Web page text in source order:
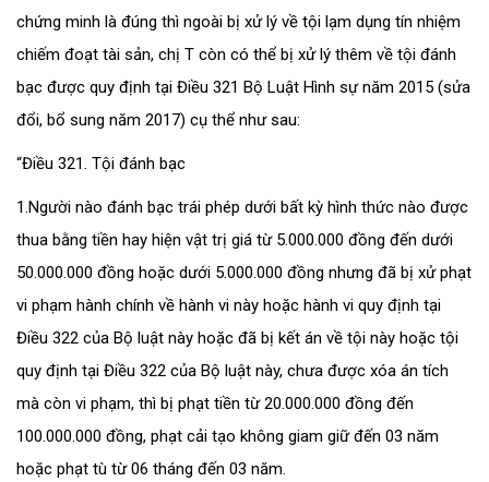
chứng minh là đúng thì ngoài bị xử lý về tội lạm dụng tín nhiệm
chiếm đoạt tài sản, chị T còn có thể bị xử lý thêm về tội đánh
bạc được quy định tại Điều 321 Bộ Luật Hình sự năm 2015 (sửa
đổi, bổ sung năm 2017) cụ thể như sau:
“Điều 321. Tội đánh bạc
1.Người nào đánh bạc trái phép dưới bất kỳ hình thức nào được
thua bằng tiền hay hiện vật trị giá từ 5.000.000 đồng đến dưới
50.000.000 đồng hoặc dưới 5.000.000 đồng nhưng đã bị xử phạt
vi phạm hành chính về hành vi này hoặc hành vi quy định tại
Điều 322 của Bộ luật này hoặc đã bị kết án về tội này hoặc tội
quy định tại Điều 322 của Bộ luật này, chưa được xóa án tích
mà còn vi phạm, thì bị phạt tiền từ 20.000.000 đồng đến
100.000.000 đồng, phạt cải tạo không giam giữ đến 03 năm
hoặc phạt tù từ 06 tháng đến 03 năm.